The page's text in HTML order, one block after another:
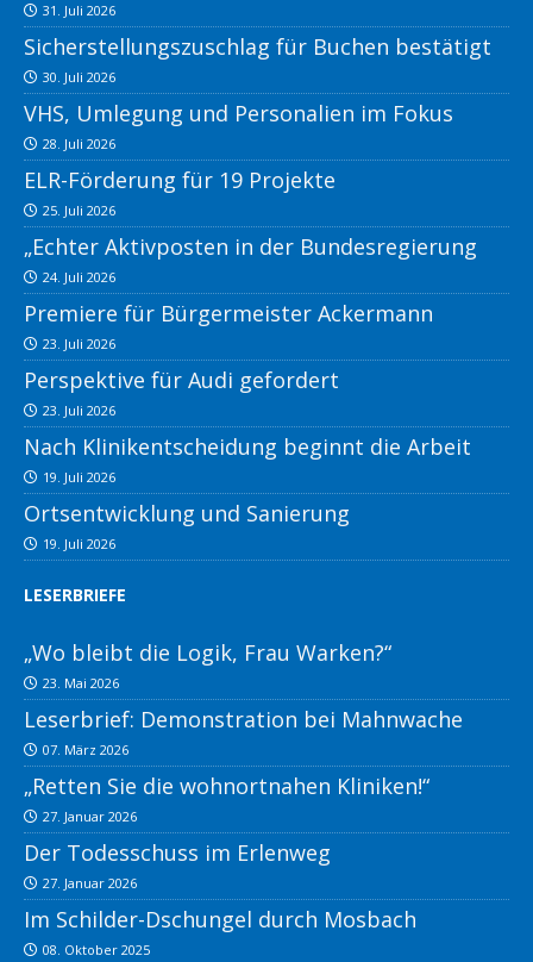
31. Juli 2026
Sicherstellungszuschlag für Buchen bestätigt
30. Juli 2026
VHS, Umlegung und Personalien im Fokus
28. Juli 2026
ELR-Förderung für 19 Projekte
25. Juli 2026
„Echter Aktivposten in der Bundesregierung
24. Juli 2026
Premiere für Bürgermeister Ackermann
23. Juli 2026
Perspektive für Audi gefordert
23. Juli 2026
Nach Klinikentscheidung beginnt die Arbeit
19. Juli 2026
Ortsentwicklung und Sanierung
19. Juli 2026
LESERBRIEFE
„Wo bleibt die Logik, Frau Warken?“
23. Mai 2026
Leserbrief: Demonstration bei Mahnwache
07. März 2026
„Retten Sie die wohnortnahen Kliniken!“
27. Januar 2026
Der Todesschuss im Erlenweg
27. Januar 2026
Im Schilder-Dschungel durch Mosbach
08. Oktober 2025